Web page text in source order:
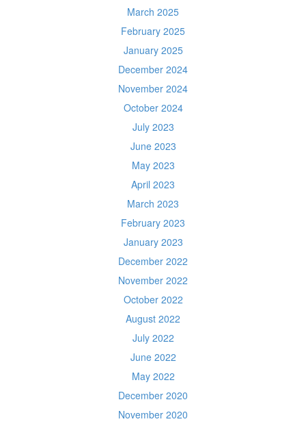
March 2025
February 2025
January 2025
December 2024
November 2024
October 2024
July 2023
June 2023
May 2023
April 2023
March 2023
February 2023
January 2023
December 2022
November 2022
October 2022
August 2022
July 2022
June 2022
May 2022
December 2020
November 2020